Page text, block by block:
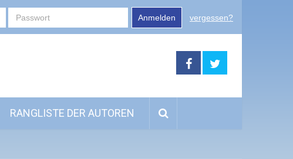
Anmelden vergessen?
RANGLISTE DER AUTOREN